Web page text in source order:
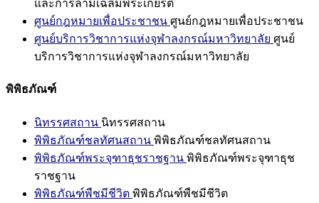
และการล่ามเฉลิมพระเกียรติ
ศูนย์กฎหมายเพื่อประชาชน ศูนย์กฎหมายเพื่อประชาชน
ศูนย์บริการวิชาการแห่งจุฬาลงกรณ์มหาวิทยาลัย ศูนย์
บริการวิชาการแห่งจุฬาลงกรณ์มหาวิทยาลัย
พิพิธภัณฑ์
นิทรรศสถาน นิทรรศสถาน
พิพิธภัณฑ์ชลทัศนสถาน พิพิธภัณฑ์ชลทัศนสถาน
พิพิธภัณฑ์พระจุฑาธุชราชฐาน พิพิธภัณฑ์พระจุฑาธุช
ราชฐาน
พิพิธภัณฑ์พืชมีชีวิต พิพิธภัณฑ์พืชมีชีวิต